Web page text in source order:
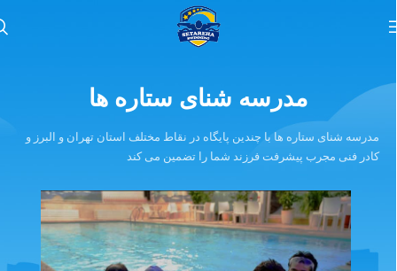
مدرسه شنای ستاره ها با چندین پایگاه در نقاط مختلف استان تهران و البرز و
کادر فنی مجرب پیشرفت فرزند شما را تضمین می کند
مدرسه شنای ستاره ها